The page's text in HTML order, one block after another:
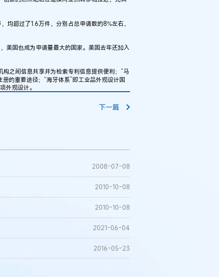
超过了1.6万件，分别占总申请数的8%左右，
国也成为申请量最大的国家。美国去年还加入
间信息共享并为检索专利信息提供便利；“马
的重要途径；“海牙体系”即工业品外观设计国
外观设计。
下一篇
2008-07-08
2010-10-08
2010-10-08
2021-06-04
2016-05-23